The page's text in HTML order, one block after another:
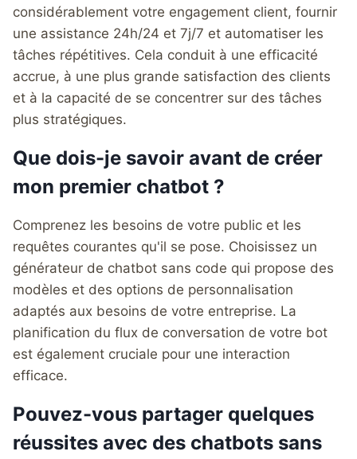
considérablement votre engagement client, fournir
une assistance 24h/24 et 7j/7 et automatiser les
tâches répétitives. Cela conduit à une efficacité
accrue, à une plus grande satisfaction des clients
et à la capacité de se concentrer sur des tâches
plus stratégiques.
Que dois-je savoir avant de créer
mon premier chatbot ?
Comprenez les besoins de votre public et les
requêtes courantes qu'il se pose. Choisissez un
générateur de chatbot sans code qui propose des
modèles et des options de personnalisation
adaptés aux besoins de votre entreprise. La
planification du flux de conversation de votre bot
est également cruciale pour une interaction
efficace.
Pouvez-vous partager quelques
réussites avec des chatbots sans